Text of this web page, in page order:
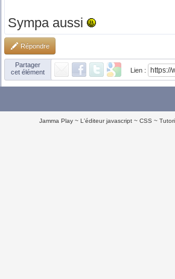
Sympa aussi
Répondre
Partager
cet élément
Lien :
Jamma Play L'éditeur javascript CSS